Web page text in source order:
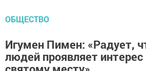
ОБЩЕСТВО
Игумен Пимен: «Радует,
людей проявляет